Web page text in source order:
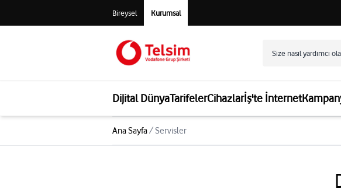
Bireysel Kurumsal
Dijital DünyaTarifelerCihazlarİş'te İnternet
Ana Sayfa/Servisler